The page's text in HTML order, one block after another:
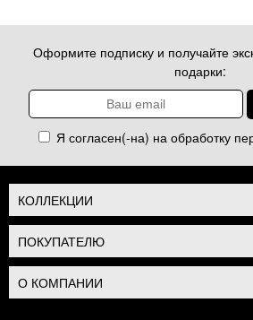
Оформите подписку и получайте
подарки:
Я согласен(-на) на обработку
КОЛЛЕКЦИИ
ПОКУПАТЕЛЮ
О КОМПАНИИ